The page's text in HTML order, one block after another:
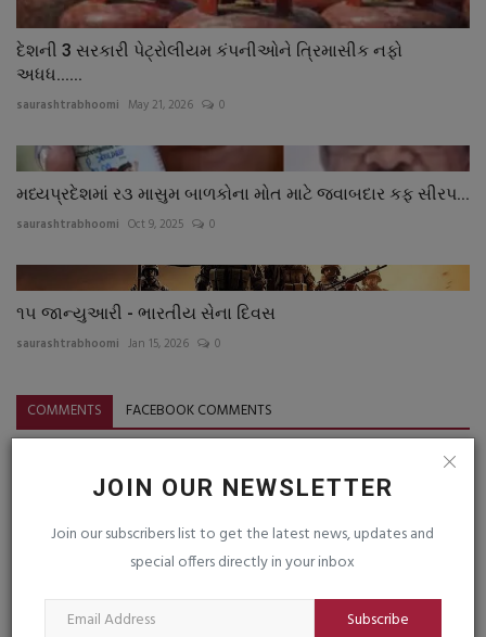
JOIN OUR NEWSLETTER
Join our subscribers list to get the latest news, updates and
special offers directly in your inbox
Subscribe
દેશની 3 સરકારી પેટ્રોલીયમ કંપનીઓને ત્રિમાસીક નફો
અધધ......
saurashtrabhoomi May 21, 2026 0
મધ્યપ્રદેશમાં ર૩ માસુમ બાળકોના મોત માટે જવાબદાર કફ સીરપ...
saurashtrabhoomi Oct 9, 2025 0
૧૫ જાન્યુઆરી - ભારતીય સેના દિવસ
saurashtrabhoomi Jan 15, 2026 0
COMMENTS FACEBOOK COMMENTS